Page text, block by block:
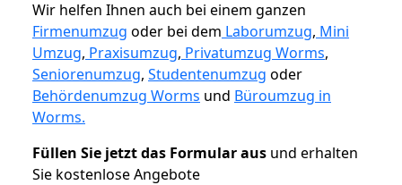
Wir helfen Ihnen auch bei einem ganzen
Firmenumzug oder bei dem Laborumzug, Mini
Umzug, Praxisumzug, Privatumzug Worms,
Seniorenumzug, Studentenumzug oder
Behördenumzug Worms und Büroumzug in
Worms.
Füllen Sie jetzt das Formular aus und erhalten
Sie kostenlose Angebote